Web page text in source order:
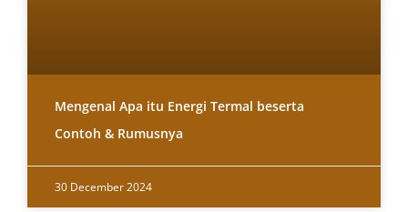
Mengenal Apa itu Energi Termal beserta
Contoh & Rumusnya
30 December 2024